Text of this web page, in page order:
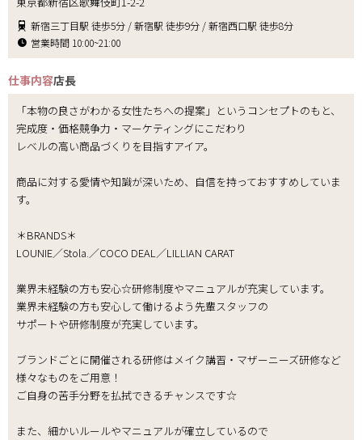
新宿三丁目駅 徒歩5分 / 新宿駅 徒歩9分 / 新宿西口駅 徒歩8分
営業時間 10:00~21:00
仕事内容店長
「本物の良さがわかる女性たちへの提案」というコンセプトのもと、
完成度・価格競争力・マーケティングにこだわり
レベルの高い商品づくりを目指すアイア。
商品に対する愛情や知識が深いため、自信を持っておすすめしていま
す。
＊BRANDS＊
LOUNIE／Stola.／COCO DEAL／LILLIAN CARAT
業界未経験の方も安心☆研修制度やマニュアルが充実しています。
業界未経験の方も安心して働けるよう先輩スタッフの
サポートや研修制度が充実しています。
ブランドごとに開催される研修はメイク講習・マザーニーズ研修など
様々なものをご用意！
ご自身の苦手分野を払拭できるチャンスです☆
また、細かいルールやマニュアルが確立しているので